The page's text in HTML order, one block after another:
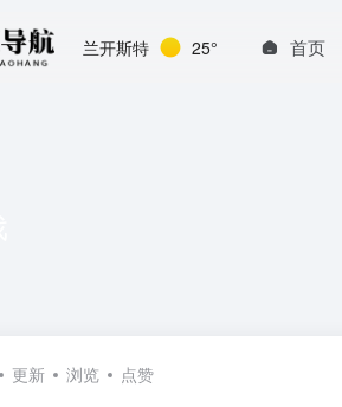
兰开斯特 25° 首页
更新 浏览 点赞